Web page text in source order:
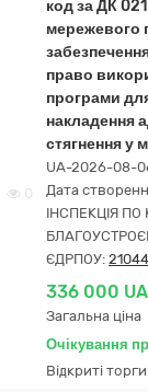
0
код за ДК
мережевого
право
програми
накладення
стягнення у
UA-2026-08-
Дата
ІНСПЕКЦІЯ
ЄДРПОУ:
336 000
Загальна ціна
Очікування
Відкриті